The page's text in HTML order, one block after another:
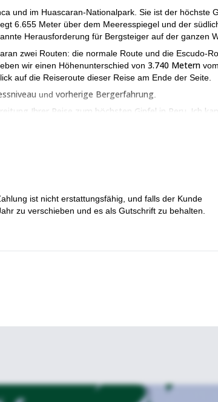
und im Huascaran-Nationalpark. Sie ist der höchste
6.655 Meter über dem Meeresspiegel und der
Herausforderung für Bergsteiger auf der ganzen
zwei Routen: die normale Route und die Escudo-
wir einen Höhenunterschied von 3.740 Metern
auf die Reiseroute dieser Reise am Ende der Seite.
und vorherige Bergerfahrung
Ihrer Reise zum höchsten Gipfel in Peru. Ich
ist nicht erstattungsfähig, und falls der Kunde
zu verschieben und es als Gutschrift zu behalten.